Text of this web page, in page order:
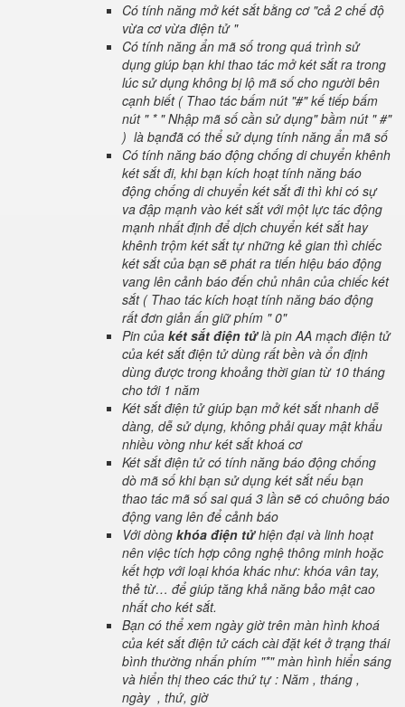
Có tính năng mở két sắt bằng cơ "cả 2 chế độ
vừa cơ vừa điện tử "
Có tính năng ẩn mã số trong quá trình sử
dụng giúp bạn khi thao tác mở két sắt ra trong
lúc sử dụng không bị lộ mã số cho người bên
cạnh biết ( Thao tác bấm nút "#" kế tiếp bấm
nút " * " Nhập mã số cần sử dụng" bầm nút " #"
) là bạnđã có thể sử dụng tính năng ẩn mã số
Có tính năng báo động chống di chuyển khênh
két sắt đi, khi bạn kích hoạt tính năng báo
động chống di chuyển két sắt đi thì khi có sự
va đập mạnh vào két sắt với một lực tác động
mạnh nhất định để dịch chuyển két sắt hay
khênh trộm két sắt tự những kẻ gian thì chiếc
két sắt của bạn sẽ phát ra tiến hiệu báo động
vang lên cảnh báo đến chủ nhân của chiếc két
sắt ( Thao tác kích hoạt tính năng báo động
rất đơn giản ấn giữ phím " 0"
Pin của két sắt điện tửlà pin AA mạch điện tử
của két sắt điện tử dùng rất bền và ổn định
dùng được trong khoảng thời gian từ 10 tháng
cho tới 1 năm
Két sắt điện tử giúp bạn mở két sắt nhanh dễ
dàng, dễ sử dụng, không phải quay mật khẩu
nhiều vòng như két sắt khoá cơ
Két sắt điện tử có tính năng báo động chống
dò mã số khi bạn sử dụng két sắt nếu bạn
thao tác mã số sai quá 3 lần sẽ có chuông báo
động vang lên để cảnh báo
Với dòng khóa điện tửhiện đại và linh hoạt
nên việc tích hợp công nghệ thông minh hoặc
kết hợp với loại khóa khác như: khóa vân tay,
thẻ từ… để giúp tăng khả năng bảo mật cao
nhất cho két sắt.
Bạn có thể xem ngày giờ trên màn hình khoá
của két sắt điện tử cách cài đặt két ở trạng thái
bình thường nhấn phím "*" màn hình hiển sáng
và hiển thị theo các thứ tự : Năm , tháng ,
ngày , thứ, giờ